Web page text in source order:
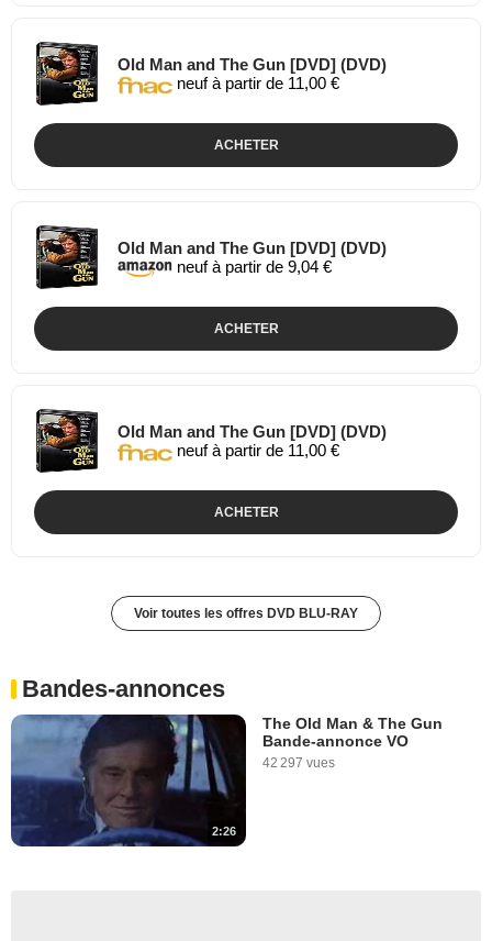
Old Man and The Gun [DVD] (DVD)
neuf à partir de 11,00 €
ACHETER
Old Man and The Gun [DVD] (DVD)
neuf à partir de 9,04 €
ACHETER
Old Man and The Gun [DVD] (DVD)
neuf à partir de 11,00 €
ACHETER
Voir toutes les offres DVD BLU-RAY
Bandes-annonces
2:26
The Old Man & The Gun
Bande-annonce VO
42 297 vues